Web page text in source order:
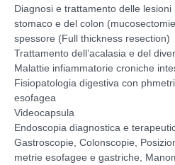
Diagnosi e trattamento delle
stomaco e del colon
spessore (Full thickness resection)
Trattamento dell’acalasia e del
Malattie infiammatorie croniche
Fisiopatologia digestiva con
esofagea
Videocapsula
Endoscopia diagnostica e
Gastroscopie, Colonscopie,
metrie esofagee e gastriche,